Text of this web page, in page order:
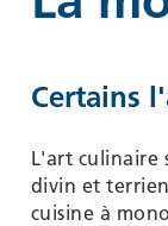
Certains
L'art culinaire
divin et
cuisine à